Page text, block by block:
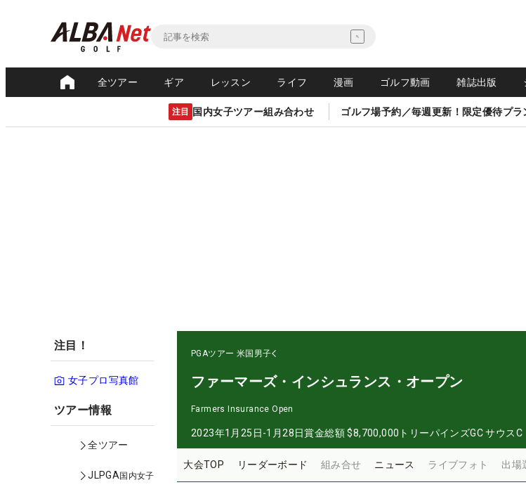
全ツアー ギア レッスン ライフ 漫画 ゴルフ動画 雑誌出版
注目 国内女子ツアー組み合わせ ゴルフ場予約／毎週更新！限定優待プラ
注目！
女子プロ写真館
ツアー情報
全ツアー
JLPGA国内女子
PGAツアー 米国男子
ファーマーズ・インシュランス・オープン
Farmers Insurance Open
2023年1月25日-1月28日賞金総額 $8,700,000 トリーパインズGC サウス
大会TOP リーダーボード 組み合せ ニュース ライブフォト 出場